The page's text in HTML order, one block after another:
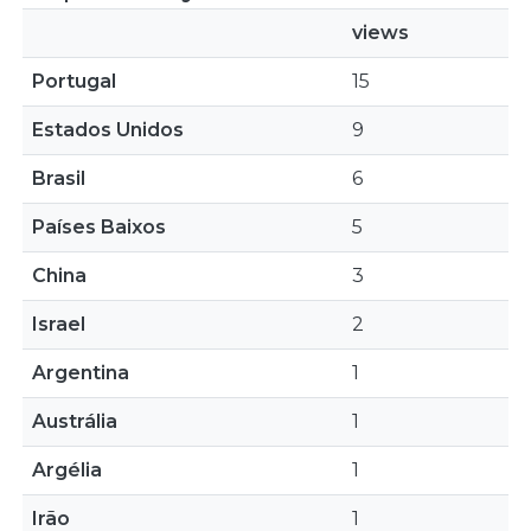
views
Portugal 15
Estados Unidos 9
Brasil 6
Países Baixos 5
China 3
Israel 2
Argentina 1
Austrália 1
Argélia 1
Irão 1